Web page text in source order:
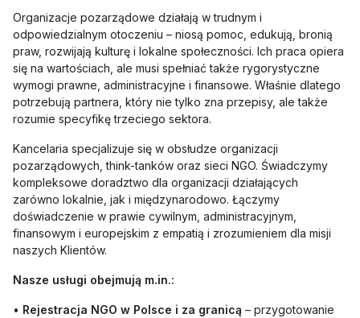
Organizacje pozarządowe działają w trudnym i
odpowiedzialnym otoczeniu – niosą pomoc, edukują, bronią
praw, rozwijają kulturę i lokalne społeczności. Ich praca opiera
się na wartościach, ale musi spełniać także rygorystyczne
wymogi prawne, administracyjne i finansowe. Właśnie dlatego
potrzebują partnera, który nie tylko zna przepisy, ale także
rozumie specyfikę trzeciego sektora.
Kancelaria specjalizuje się w obsłudze organizacji
pozarządowych, think-tanków oraz sieci NGO. Świadczymy
kompleksowe doradztwo dla organizacji działających
zarówno lokalnie, jak i międzynarodowo. Łączymy
doświadczenie w prawie cywilnym, administracyjnym,
finansowym i europejskim z empatią i zrozumieniem dla misji
naszych Klientów.
Nasze usługi obejmują m.in.:
• Rejestracja NGO w Polsce i za granicą – przygotowanie